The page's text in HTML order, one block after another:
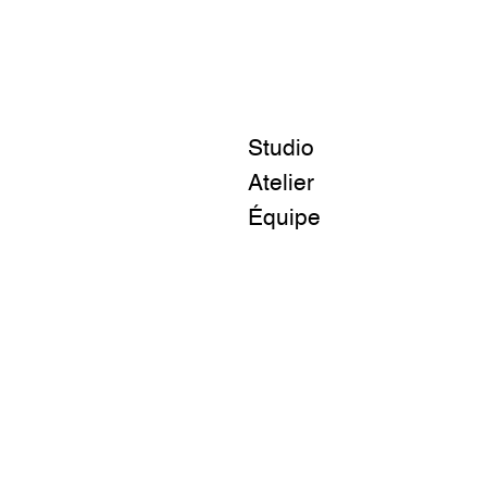
Studio
Atelier
Équipe